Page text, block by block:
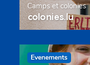
Camps et colonies
colonies.lu
Evenements